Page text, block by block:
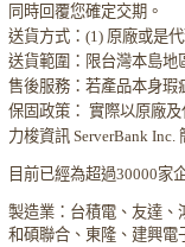
同時回覆您確定交期。
送貨方式：(1) 原廠或是
送貨範圍：限台灣本島地
售後服務：若產品本身瑕
保固政策： 實際以原廠
力梭資訊 ServerBank Inc.
目前已經為超過30000家
製造業：台積電、友達、
和碩聯合、東隆、建興電